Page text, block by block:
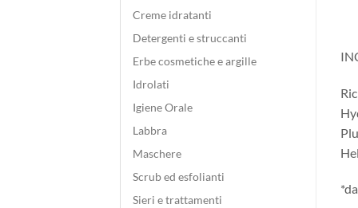
Creme idratanti
Detergenti e struccanti
Erbe cosmetiche e argille
Idrolati
Igiene Orale
Labbra
Maschere
Scrub ed esfolianti
Sieri e trattamenti